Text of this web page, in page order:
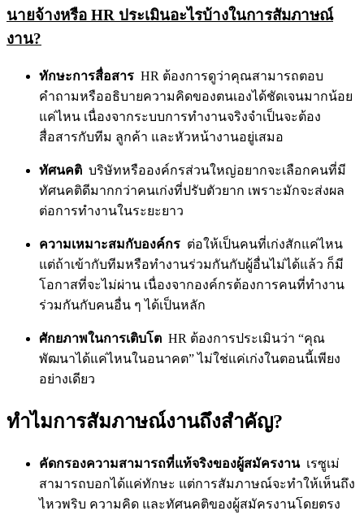
นายจ้างหรือ HR ประเมินอะไรบ้างในการสัมภาษณ์
งาน?
ทักษะการสื่อสาร HR ต้องการดูว่าคุณสามารถตอบ
คำถามหรืออธิบายความคิดของตนเองได้ชัดเจนมากน้อย
แค่ไหน เนื่องจากระบบการทำงานจริงจำเป็นจะต้อง
สื่อสารกับทีม ลูกค้า และหัวหน้างานอยู่เสมอ
ทัศนคติ บริษัทหรือองค์กรส่วนใหญ่อยากจะเลือกคนที่มี
ทัศนคติดีมากกว่าคนเก่งที่ปรับตัวยาก เพราะมักจะส่งผล
ต่อการทำงานในระยะยาว
ความเหมาะสมกับองค์กร ต่อให้เป็นคนที่เก่งสักแค่ไหน
แต่ถ้าเข้ากับทีมหรือทำงานร่วมกันกับผู้อื่นไม่ได้แล้ว ก็มี
โอกาสที่จะไม่ผ่าน เนื่องจากองค์กรต้องการคนที่ทำงาน
ร่วมกันกับคนอื่น ๆ ได้เป็นหลัก
ศักยภาพในการเติบโต HR ต้องการประเมินว่า “คุณ
พัฒนาได้แค่ไหนในอนาคต” ไม่ใช่แค่เก่งในตอนนี้เพียง
อย่างเดียว
ทำไมการสัมภาษณ์งานถึงสำคัญ?
คัดกรองความสามารถที่แท้จริงของผู้สมัครงานเรซูเม่
สามารถบอกได้แค่ทักษะ แต่การสัมภาษณ์จะทำให้เห็นถึง
ไหวพริบ ความคิด และทัศนคติของผู้สมัครงานโดยตรง